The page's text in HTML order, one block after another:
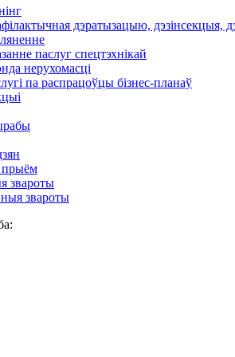
дэратызацыю, дэзiнсекцыя,
паслуг спецтэхнікай
нерухомасці
па распрацоўцы бізнес-планаў
прыём
звароты
звароты